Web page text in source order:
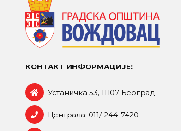
КОНТАКТ ИНФОРМАЦИЈЕ:
Устаничка 53, 11107 Београд
Централа: 011/ 244-7420